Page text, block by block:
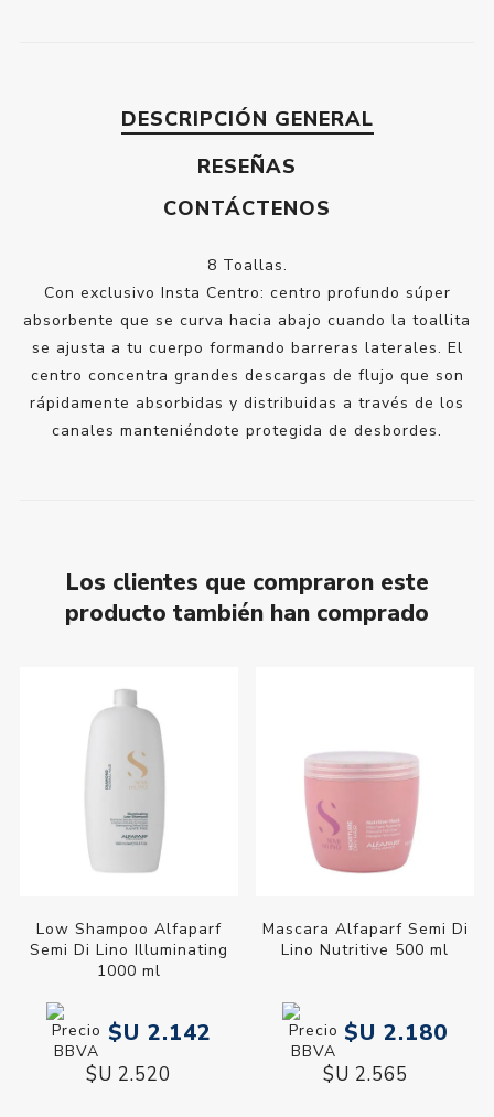
DESCRIPCIÓN GENERAL
RESEÑAS
CONTÁCTENOS
8 Toallas.
Con exclusivo Insta Centro: centro profundo súper
absorbente que se curva hacia abajo cuando la toallita
se ajusta a tu cuerpo formando barreras laterales. El
centro concentra grandes descargas de flujo que son
rápidamente absorbidas y distribuidas a través de los
canales manteniéndote protegida de desbordes.
Los clientes que compraron este
producto también han comprado
Low Shampoo Alfaparf
Semi Di Lino Illuminating
1000 ml
$U 2.142
$U 2.520
Mascara Alfaparf Semi Di
Lino Nutritive 500 ml
$U 2.180
$U 2.565